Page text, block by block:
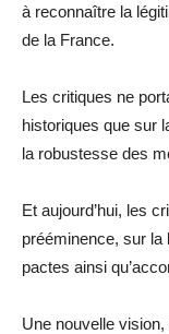
à reconnaître la
de la France.
Les critiques ne
historiques que sur
la robustesse des
Et aujourd’hui, les
prééminence, sur
pactes ainsi
Une nouvelle